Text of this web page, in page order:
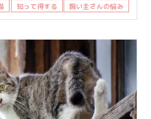
知って得する 飼い主さんの悩み